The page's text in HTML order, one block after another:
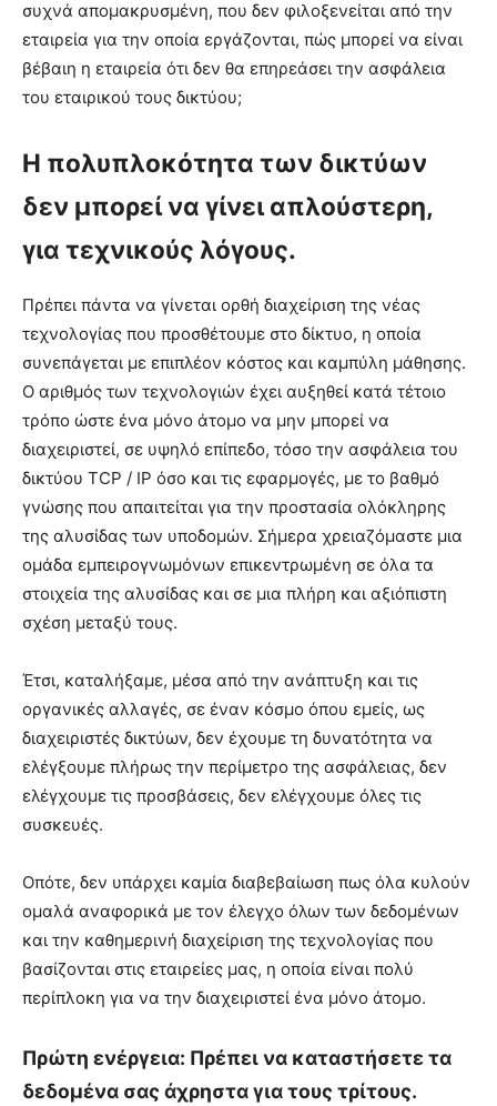
συχνά απομακρυσμένη, που δεν φιλοξενείται από την
εταιρεία για την οποία εργάζονται, πώς μπορεί να είναι
βέβαιη η εταιρεία ότι δεν θα επηρεάσει την ασφάλεια
του εταιρικού τους δικτύου;
Η πολυπλοκότητα των δικτύων
δεν μπορεί να γίνει απλούστερη,
για τεχνικούς λόγους.
Πρέπει πάντα να γίνεται ορθή διαχείριση της νέας
τεχνολογίας που προσθέτουμε στο δίκτυο, η οποία
συνεπάγεται με επιπλέον κόστος και καμπύλη μάθησης.
Ο αριθμός των τεχνολογιών έχει αυξηθεί κατά τέτοιο
τρόπο ώστε ένα μόνο άτομο να μην μπορεί να
διαχειριστεί, σε υψηλό επίπεδο, τόσο την ασφάλεια του
δικτύου TCP / IP όσο και τις εφαρμογές, με το βαθμό
γνώσης που απαιτείται για την προστασία ολόκληρης
της αλυσίδας των υποδομών. Σήμερα χρειαζόμαστε μια
ομάδα εμπειρογνωμόνων επικεντρωμένη σε όλα τα
στοιχεία της αλυσίδας και σε μια πλήρη και αξιόπιστη
σχέση μεταξύ τους.
Έτσι, καταλήξαμε, μέσα από την ανάπτυξη και τις
οργανικές αλλαγές, σε έναν κόσμο όπου εμείς, ως
διαχειριστές δικτύων, δεν έχουμε τη δυνατότητα να
ελέγξουμε πλήρως την περίμετρο της ασφάλειας, δεν
ελέγχουμε τις προσβάσεις, δεν ελέγχουμε όλες τις
συσκευές.
Οπότε, δεν υπάρχει καμία διαβεβαίωση πως όλα κυλούν
ομαλά αναφορικά με τον έλεγχο όλων των δεδομένων
και την καθημερινή διαχείριση της τεχνολογίας που
βασίζονται στις εταιρείες μας, η οποία είναι πολύ
περίπλοκη για να την διαχειριστεί ένα μόνο άτομο.
Πρώτη ενέργεια: Πρέπει να καταστήσετε τα
δεδομένα σας άχρηστα για τους τρίτους.